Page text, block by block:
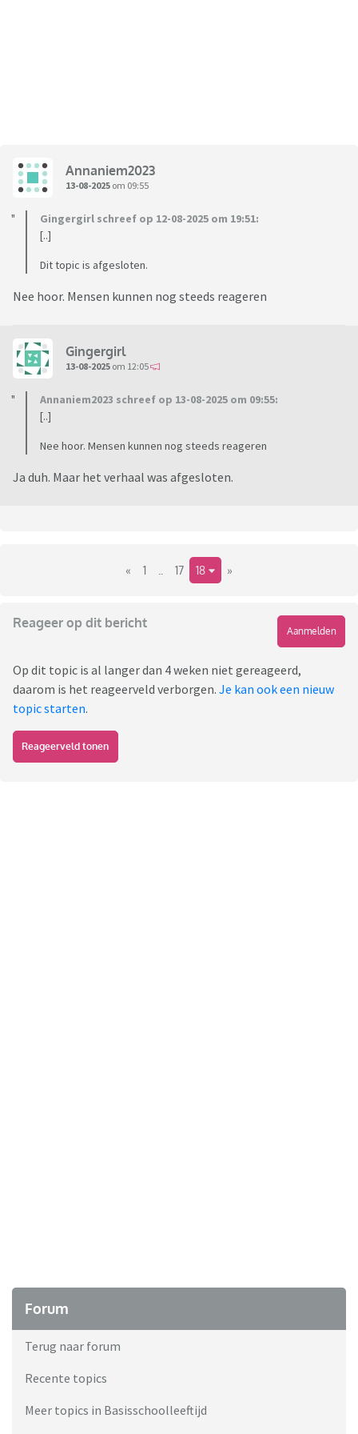
Annaniem2023
13-08-2025 om 09:55
Gingergirl schreef op 12-08-2025 om 19:51:
[..]
Dit topic is afgesloten.
Nee hoor. Mensen kunnen nog steeds reageren
Gingergirl
13-08-2025 om 12:05
Annaniem2023 schreef op 13-08-2025 om 09:55:
[..]
Nee hoor. Mensen kunnen nog steeds reageren
Ja duh. Maar het verhaal was afgesloten.
« 1 17 18 »
Reageer op dit bericht
Aanmelden
Op dit topic is al langer dan 4 weken niet gereageerd,
daarom is het reageerveld verborgen. Je kan ook een nieuw
topic starten.
Reageerveld tonen
Forum
Terug naar forum
Recente topics
Meer topics in Basisschoolleeftijd